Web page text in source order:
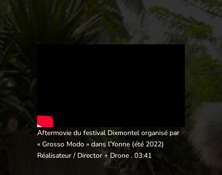
Aftermovie du festival Dixmontel organisé par
« Grosso Modo » dans l’Yonne (été 2022)
Réalisateur / Director + Drone . 03:41